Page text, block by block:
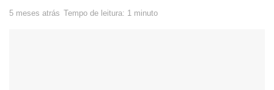
5 meses atrás Tempo de leitura: 1 minuto